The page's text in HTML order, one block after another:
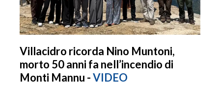
Villacidro ricorda Nino Muntoni,
morto 50 anni fa nell’incendio di
Monti Mannu -VIDEO